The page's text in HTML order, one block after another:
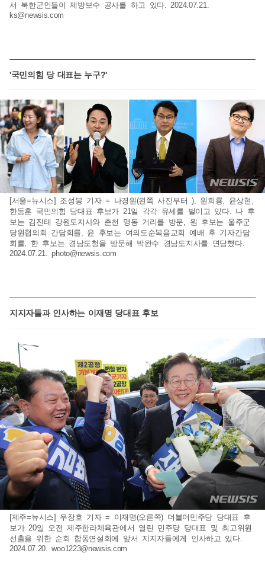
서 북한군인들이 제방보수 공사를 하고 있다. 2024.07.21.
ks@newsis.com
'국민의힘 당 대표는 누구?'
[서울=뉴시스] 조성봉 기자 = 나경원(왼쪽 사진부터 ), 원희룡, 윤상현,
한동훈 국민의힘 당대표 후보가 21일 각각 유세를 벌이고 있다. 나 후
보는 김진태 강원도지사와 춘천 명동 거리를 방문, 원 후보는 울주군
당원협의회 간담회를, 윤 후보는 여의도순복음교회 예배 후 기자간담
회를, 한 후보는 경남도청을 방문해 박완수 경남도지사를 면담했다.
2024.07.21.photo@newsis.com
지지자들과 인사하는 이재명 당대표 후보
[제주=뉴시스] 우장호 기자 = 이재명(오른쪽) 더불어민주당 당대표 후
보가 20일 오전 제주한라체육관에서 열린 민주당 당대표 및 최고위원
선출을 위한 순회 합동연설회에 앞서 지지자들에게 인사하고 있다.
2024.07.20.woo1223@newsis.com